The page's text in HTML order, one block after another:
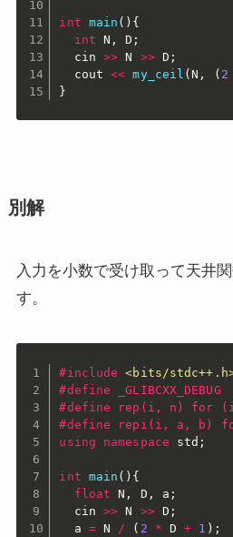
int main ( ) {
int N , D ;
  cin
>> N >> D ;
  cout
<< my_ceil (N , ( 2
}
別解
入力を小数で受け取って天井
す。
#include
<bits/
#define _GLIBCXX_DEBUG
#define rep(i, n) for
#define repi(i, a, b)
using
namespace std ;
int main ( ) {
float N , D , a ;
  cin
>> N >> D ;
  a
= N / ( 2 * D + 1 ) ;